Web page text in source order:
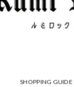
SHOPPING GUIDE